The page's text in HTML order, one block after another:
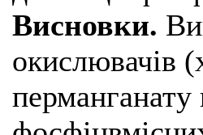
Висновки.
окислювачів
перманганату